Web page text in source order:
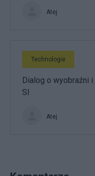
Atej
Technologie
Dialog o wyobraźni
SI
Atej